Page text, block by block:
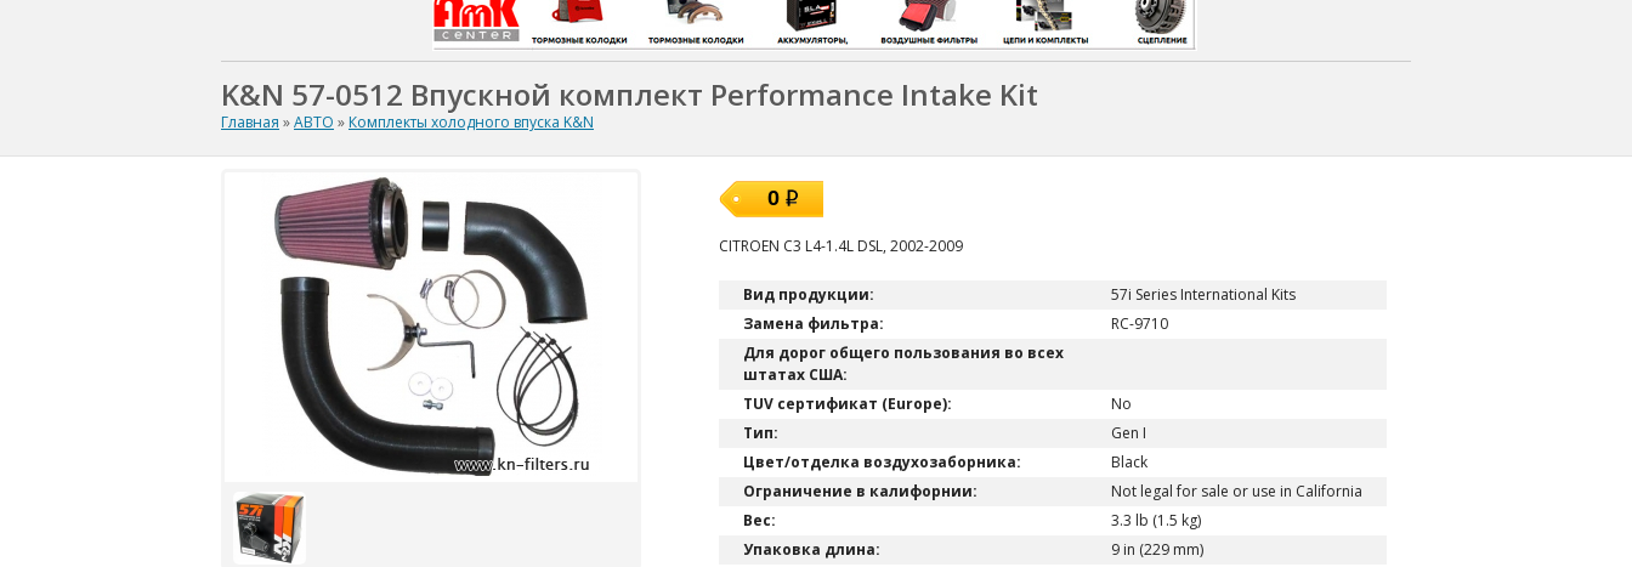
K&N 57-0512 Впускной комплект Performance Intake Kit
Главная »АВТО » Комплекты холодного впуска K&N
0
CITROEN C3 L4-1.4L DSL, 2002-2009
Вид продукции:
57i Series International Kits
Замена фильтра:
RC-9710
Для дорог общего пользования во всех
штатах США:
TUV сертификат (Europe):
No
Тип:
Gen I
Цвет/отделка воздухозаборника:
Black
Ограничение в калифорнии:
Not legal for sale or use in California
Вес:
3.3 lb (1.5 kg)
Упаковка длина:
9 in (229 mm)